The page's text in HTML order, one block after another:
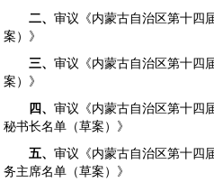
二、审议《内蒙古自治区第十四
案）》
三、审议《内蒙古自治区第十四
案）》
四、审议《内蒙古自治区第十四
秘书长名单（草案）》
五、审议《内蒙古自治区第十四
务主席名单（草案）》